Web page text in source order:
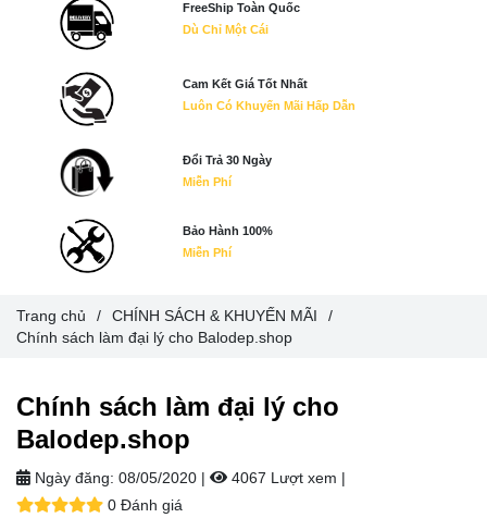
Chính sách làm đại lý cho
Balodep.shop
Ngày đăng: 08/05/2020 | 4067 Lượt xem |
0 Đánh giá
Trang chủ / CHÍNH SÁCH & KHUYẾN MÃI
/
Chính sách làm đại lý cho Balodep.shop
FreeShip Toàn Quốc
Dù Chỉ Một Cái
Cam Kết Giá Tốt Nhất
Luôn Có Khuyến Mãi Hấp Dẫn
Đổi Trả 30 Ngày
Miễn Phí
Bảo Hành 100%
Miễn Phí